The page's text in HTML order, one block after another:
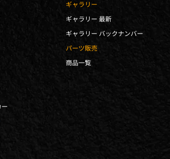
ギャラリー
ギャラリー 最新
ギャラリー バックナンバー
パーツ販売
商品一覧